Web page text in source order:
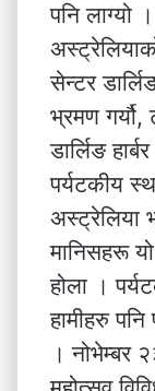
पनि लाग्यो ।
सेन्टर
भ्रमण गर्यौ,
डार्लिङ
पर्यटकीय
अस्ट्रेलिया
मानिसहरू
होला ।
हामीहरु
। नोभेम्बर